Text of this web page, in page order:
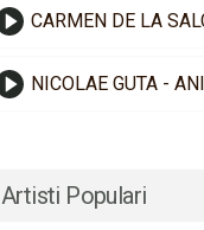
CARMEN DE LA
NICOLAE GUTA -
Artisti Populari